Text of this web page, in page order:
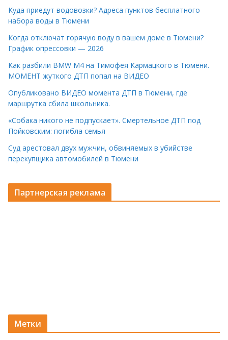
Куда приедут водовозки? Адреса пунктов бесплатного
набора воды в Тюмени
Когда отключат горячую воду в вашем доме в Тюмени?
График опрессовки — 2026
Как разбили BMW M4 на Тимофея Кармацкого в Тюмени.
МОМЕНТ жуткого ДТП попал на ВИДЕО
Опубликовано ВИДЕО момента ДТП в Тюмени, где
маршрутка сбила школьника.
«Собака никого не подпускает». Смертельное ДТП под
Пойковским: погибла семья
Суд арестовал двух мужчин, обвиняемых в убийстве
перекупщика автомобилей в Тюмени
Партнерская реклама
Метки